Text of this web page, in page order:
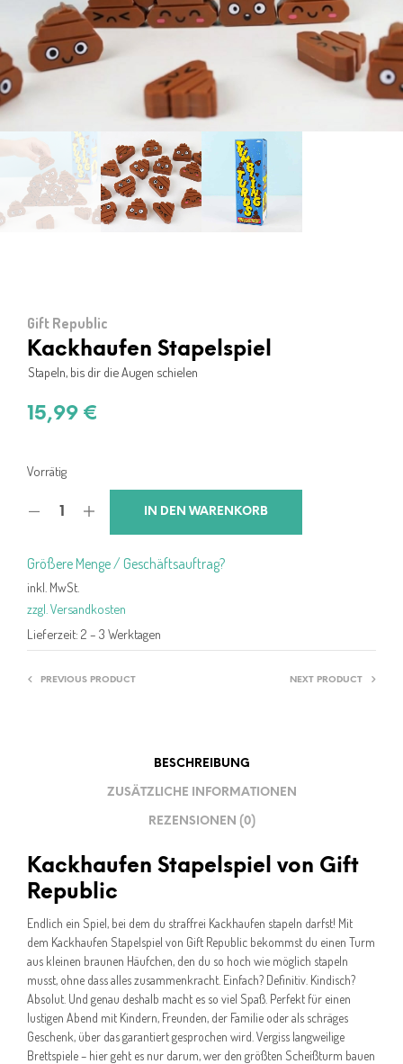
Gift Republic
Kackhaufen Stapelspiel
Stapeln, bis dir die Augen schielen
15,99 €
Vorrätig
IN DEN WARENKORB
Größere Menge / Geschäftsauftrag?
inkl. MwSt.
zzgl. Versandkosten
Lieferzeit: 2 – 3 Werktagen
PREVIOUS PRODUCT NEXT PRODUCT
BESCHREIBUNG
ZUSÄTZLICHE INFORMATIONEN
REZENSIONEN (0)
Kackhaufen Stapelspiel von Gift
Republic
Endlich ein Spiel, bei dem du straffrei Kackhaufen stapeln darfst! Mit
dem Kackhaufen Stapelspiel von Gift Republic bekommst du einen Turm
aus kleinen braunen Häufchen, den du so hoch wie möglich stapeln
musst, ohne dass alles zusammenkracht. Einfach? Definitiv. Kindisch?
Absolut. Und genau deshalb macht es so viel Spaß. Perfekt für einen
lustigen Abend mit Kindern, Freunden, der Familie oder als schräges
Geschenk, über das garantiert gesprochen wird. Vergiss langweilige
Brettspiele – hier geht es nur darum, wer den größten Scheißturm bauen